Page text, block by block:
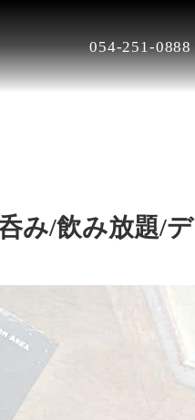
054-251-0888
み/飲み放題/